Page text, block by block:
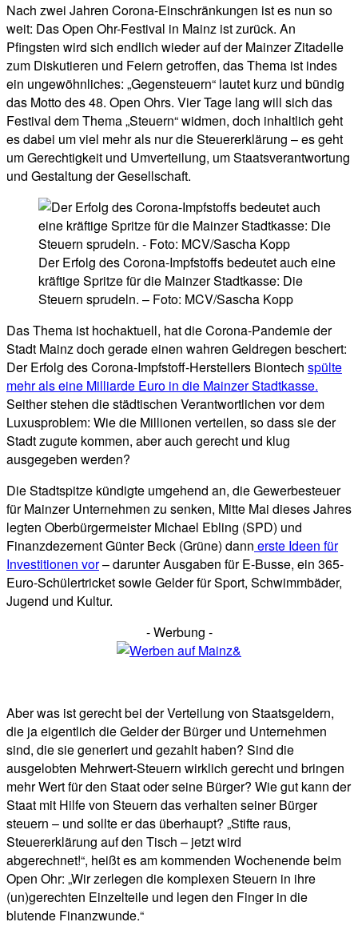
Nach zwei Jahren Corona-Einschränkungen ist es nun so
weit: Das Open Ohr-Festival in Mainz ist zurück. An
Pfingsten wird sich endlich wieder auf der Mainzer Zitadelle
zum Diskutieren und Feiern getroffen, das Thema ist indes
ein ungewöhnliches: „Gegensteuern“ lautet kurz und bündig
das Motto des 48. Open Ohrs. Vier Tage lang will sich das
Festival dem Thema „Steuern“ widmen, doch inhaltlich geht
es dabei um viel mehr als nur die Steuererklärung – es geht
um Gerechtigkeit und Umverteilung, um Staatsverantwortung
und Gestaltung der Gesellschaft.
Der Erfolg des Corona-Impfstoffs bedeutet auch eine
kräftige Spritze für die Mainzer Stadtkasse: Die
Steuern sprudeln. – Foto: MCV/Sascha Kopp
Das Thema ist hochaktuell, hat die Corona-Pandemie der
Stadt Mainz doch gerade einen wahren Geldregen beschert:
Der Erfolg des Corona-Impfstoff-Herstellers Biontech spülte
mehr als eine Milliarde Euro in die Mainzer Stadtkasse.
Seither stehen die städtischen Verantwortlichen vor dem
Luxusproblem: Wie die Millionen verteilen, so dass sie der
Stadt zugute kommen, aber auch gerecht und klug
ausgegeben werden?
Die Stadtspitze kündigte umgehend an, die Gewerbesteuer
für Mainzer Unternehmen zu senken, Mitte Mai dieses Jahres
legten Oberbürgermeister Michael Ebling (SPD) und
Finanzdezernent Günter Beck (Grüne) dann erste Ideen für
Investitionen vor– darunter Ausgaben für E-Busse, ein 365-
Euro-Schülertricket sowie Gelder für Sport, Schwimmbäder,
Jugend und Kultur.
- Werbung -
Aber was ist gerecht bei der Verteilung von Staatsgeldern,
die ja eigentlich die Gelder der Bürger und Unternehmen
sind, die sie generiert und gezahlt haben? Sind die
ausgelobten Mehrwert-Steuern wirklich gerecht und bringen
mehr Wert für den Staat oder seine Bürger? Wie gut kann der
Staat mit Hilfe von Steuern das verhalten seiner Bürger
steuern – und sollte er das überhaupt? „Stifte raus,
Steuererklärung auf den Tisch – jetzt wird
abgerechnet!“, heißt es am kommenden Wochenende beim
Open Ohr: „Wir zerlegen die komplexen Steuern in ihre
(un)gerechten Einzelteile und legen den Finger in die
blutende Finanzwunde.“